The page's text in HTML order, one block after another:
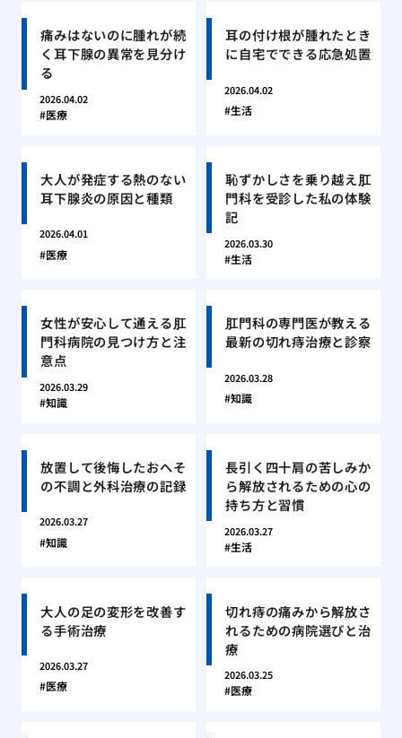
痛みはないのに腫れが続
く耳下腺の異常を見分け
る
2026.04.02
医療
耳の付け根が腫れたとき
に自宅でできる応急処置
2026.04.02
生活
大人が発症する熱のない
耳下腺炎の原因と種類
2026.04.01
医療
恥ずかしさを乗り越え肛
門科を受診した私の体験
記
2026.03.30
生活
女性が安心して通える肛
門科病院の見つけ方と注
意点
2026.03.29
知識
肛門科の専門医が教える
最新の切れ痔治療と診察
2026.03.28
知識
放置して後悔したおへそ
の不調と外科治療の記録
2026.03.27
知識
長引く四十肩の苦しみか
ら解放されるための心の
持ち方と習慣
2026.03.27
生活
大人の足の変形を改善す
る手術治療
2026.03.27
医療
切れ痔の痛みから解放さ
れるための病院選びと治
療
2026.03.25
医療